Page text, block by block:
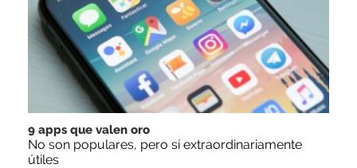
9 apps que valen oro
No son populares, pero sí extraordinariamente
útiles